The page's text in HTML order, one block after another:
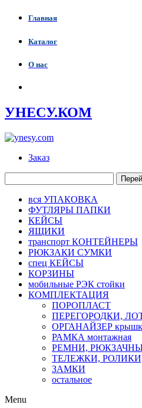
Главная
Каталог
О нас
+7 (926)
УНЕСУ.КОМ
Заказ
вся УПАКОВКА
ФУТЛЯРЫ ПАПКИ
КЕЙСЫ
ЯЩИКИ
транспорт КОНТЕЙНЕРЫ
РЮКЗАКИ СУМКИ
спец КЕЙСЫ
КОРЗИНЫ
мобильные РЭК стойки
КОМПЛЕКТАЦИЯ
ПОРОПЛАСТ
ПЕРЕГОРОДКИ,
ОРГАНАЙЗЕР
РАМКА монтажная
РЕМНИ,
ТЕЛЕЖКИ,
ЗАМКИ
остальное
Menu